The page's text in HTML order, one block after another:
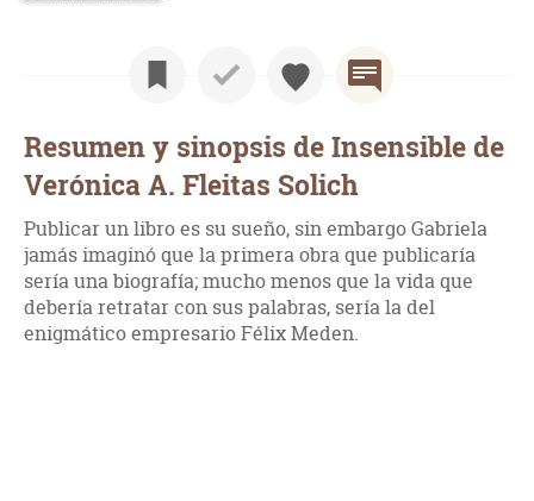
Resumen y sinopsis de Insensible de
Verónica A. Fleitas Solich
Publicar un libro es su sueño, sin embargo Gabriela
jamás imaginó que la primera obra que publicaría
sería una biografía; mucho menos que la vida que
debería retratar con sus palabras, sería la del
enigmático empresario Félix Meden.